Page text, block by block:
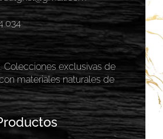
034
Colecciones exclusivas de
materiales naturales de